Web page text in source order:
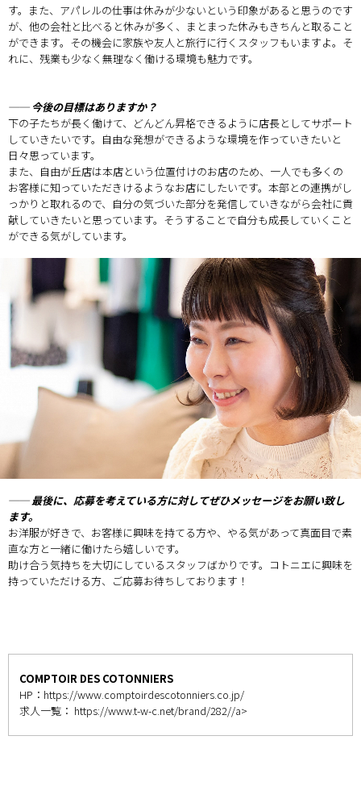
す。また、アパレルの仕事は休みが少ないという印象があると思うのです
が、他の会社と比べると休みが多く、まとまった休みもきちんと取ること
ができます。その機会に家族や友人と旅行に行くスタッフもいますよ。そ
れに、残業も少なく無理なく働ける環境も魅力です。
── 今後の目標はありますか？
下の子たちが長く働けて、どんどん昇格できるように店長としてサポート
していきたいです。自由な発想ができるような環境を作っていきたいと
日々思っています。
また、自由が丘店は本店という位置付けのお店のため、一人でも多くの
お客様に知っていただきけるようなお店にしたいです。本部との連携がし
っかりと取れるので、自分の気づいた部分を発信していきながら会社に貢
献していきたいと思っています。そうすることで自分も成長していくこと
ができる気がしています。
── 最後に、応募を考えている方に対してぜひメッセージをお願い致し
ます。
お洋服が好きで、お客様に興味を持てる方や、やる気があって真面目で素
直な方と一緒に働けたら嬉しいです。
助け合う気持ちを大切にしているスタッフばかりです。コトニエに興味を
持っていただける方、ご応募お待ちしております！
COMPTOIR DES COTONNIERS
HP： https://www.comptoirdescotonniers.co.jp/
求人一覧： https://www.t-w-c.net/brand/282//a>